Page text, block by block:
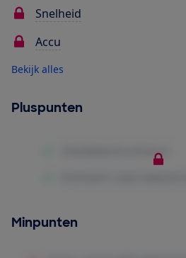
Snelheid
Accu
Bekijk alles
Pluspunten
Minpunten